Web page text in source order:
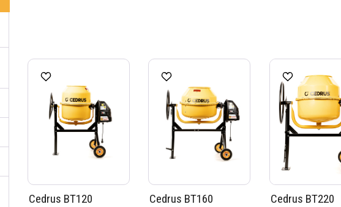
Cedrus BT120
Cedrus BT160
Cedrus BT220